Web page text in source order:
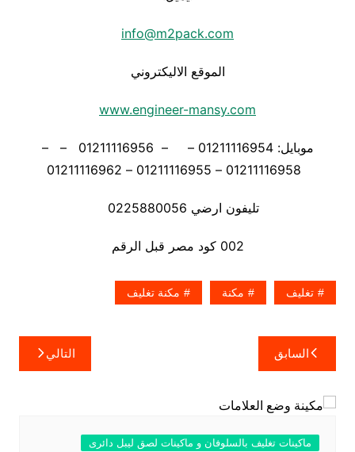
info@m2pack.com
الموقع الاليكتروني
www.engineer-mansy.com
موبايل: 01211116954 – – 01211116956 – –
تليفون ارضي 0225880056
002 كود مصر قبل الرقم
تغليف مكنة مكنة تغليف
تصفّح
المقالات
السابق التالي
ماكينات تغليف بالسلوفان و ماكينات لصق ليبل دائرى